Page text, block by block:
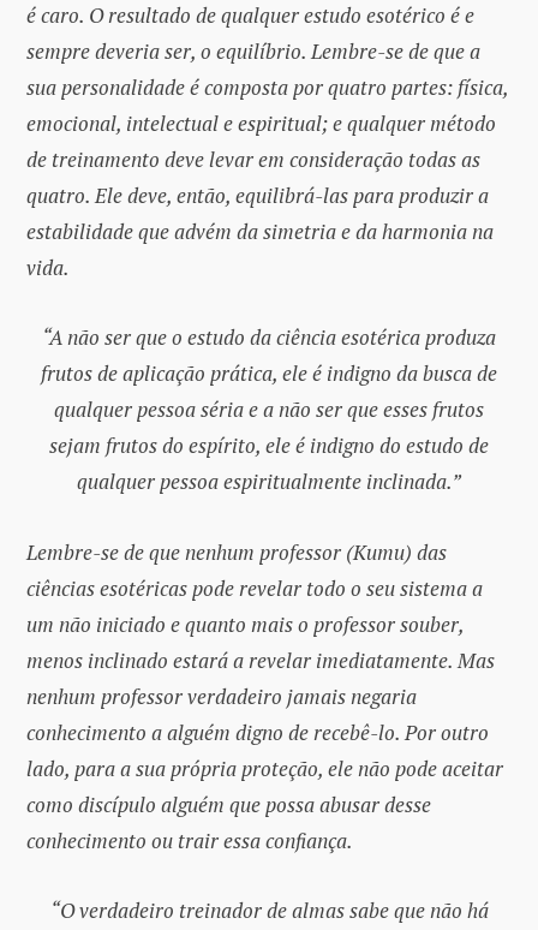
é caro. O resultado de qualquer estudo esotérico é e
sempre deveria ser, o equilíbrio. Lembre-se de que a
sua personalidade é composta por quatro partes: física,
emocional, intelectual e espiritual; e qualquer método
de treinamento deve levar em consideração todas as
quatro. Ele deve, então, equilibrá-las para produzir a
estabilidade que advém da simetria e da harmonia na
vida.
“A não ser que o estudo da ciência esotérica produza
frutos de aplicação prática, ele é indigno da busca de
qualquer pessoa séria e a não ser que esses frutos
sejam frutos do espírito, ele é indigno do estudo de
qualquer pessoa espiritualmente inclinada.”
Lembre-se de que nenhum professor (Kumu) das
ciências esotéricas pode revelar todo o seu sistema a
um não iniciado e quanto mais o professor souber,
menos inclinado estará a revelar imediatamente. Mas
nenhum professor verdadeiro jamais negaria
conhecimento a alguém digno de recebê-lo. Por outro
lado, para a sua própria proteção, ele não pode aceitar
como discípulo alguém que possa abusar desse
conhecimento ou trair essa confiança.
“O verdadeiro treinador de almas sabe que não há